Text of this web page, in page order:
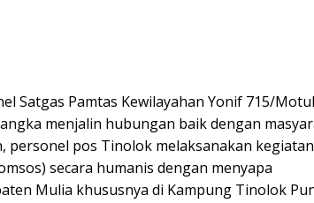
Satgas Pamtas Kewilayahan Yonif 715/
menjalin hubungan baik dengan
personel pos Tinolok melaksanakan kegiatan
secara humanis dengan menyapa
Mulia khususnya di Kampung Tinolok